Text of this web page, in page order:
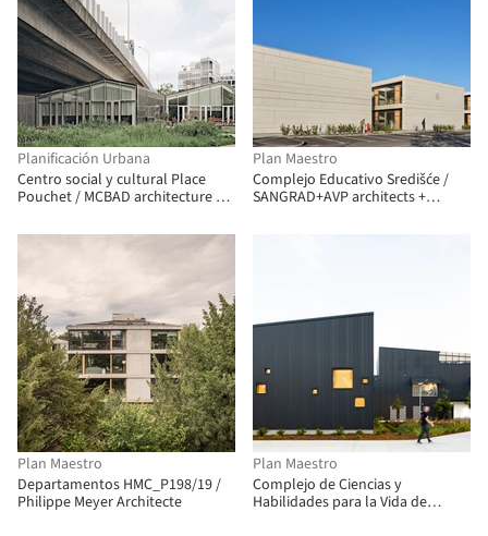
Planificación Urbana
Centro social y cultural Place
Pouchet / MCBAD architecture &
Plan Maestro
Complejo Educativo Središće /
SANGRAD+AVP architects +
Plan Maestro
Departamentos HMC_P198/19 /
Philippe Meyer Architecte
Plan Maestro
Complejo de Ciencias y
Habilidades para la Vida de